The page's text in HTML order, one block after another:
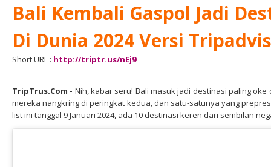
Bali Kembali Gaspol Jadi
Di Dunia 2024 Versi
Short URL : http://triptr.us/nEj9
TripTrus.Com - Nih, kabar seru! Bali masuk jadi destinasi paling
mereka nangkring di peringkat kedua, dan satu-satunya yang
list ini tanggal 9 Januari 2024, ada 10 destinasi keren dari sembilan